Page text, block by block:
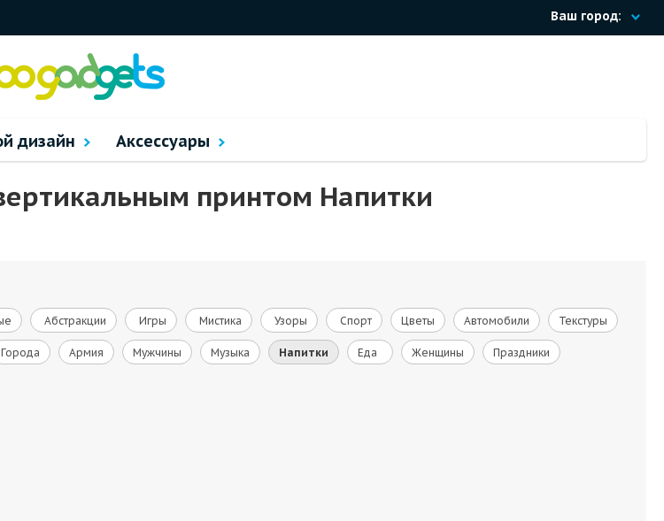
Ваш город:
дизайн Аксессуары
принтом Напитки
Абстракции Игры Мистика Узоры Спорт Цветы Автомобили Текстуры
Города Армия Мужчины Музыка Напитки Еда Женщины Праздники